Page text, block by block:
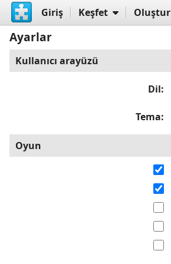
Giriş Keşfet Oluştur
Ayarlar
Kullanıcı arayüzü
Dil
Tema
Oyun